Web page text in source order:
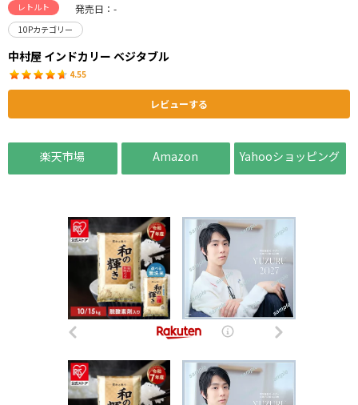
レトルト 発売日：-
10Pカテゴリー
中村屋 インドカリー ベジタブル
4.55
レビューする
楽天市場 Amazon Yahooショッピング